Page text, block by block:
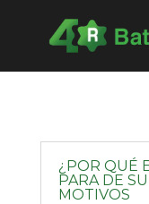
¿POR QUÉ
PARA DE
MOTIVOS